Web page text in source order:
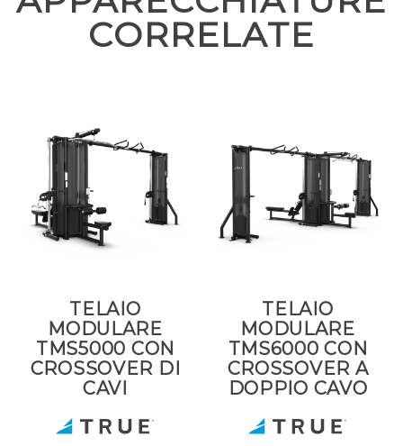
CORRELATE
TELAIO
MODULARE
TMS5000 CON
CROSSOVER DI
CAVI
TELAIO
MODULARE
TMS6000 CON
CROSSOVER A
DOPPIO CAVO